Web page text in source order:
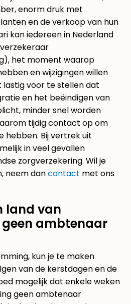
enorm druk met
en de verkoop van hun
kan iedereen in Nederland
het moment waarop
en wijzigingen willen
lastig voor te stellen dat
en het beëindigen van
minder snel worden
tijdig contact op om
hebben. Bij vertrek uit
in veel gevallen
zorgverzekering. Wil je
neem dancontact met ons
land van
ambtenaar
kun je te maken
van de kerstdagen en de
mogelijk dat enkele weken
geen ambtenaar